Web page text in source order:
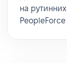
на
PeopleForce